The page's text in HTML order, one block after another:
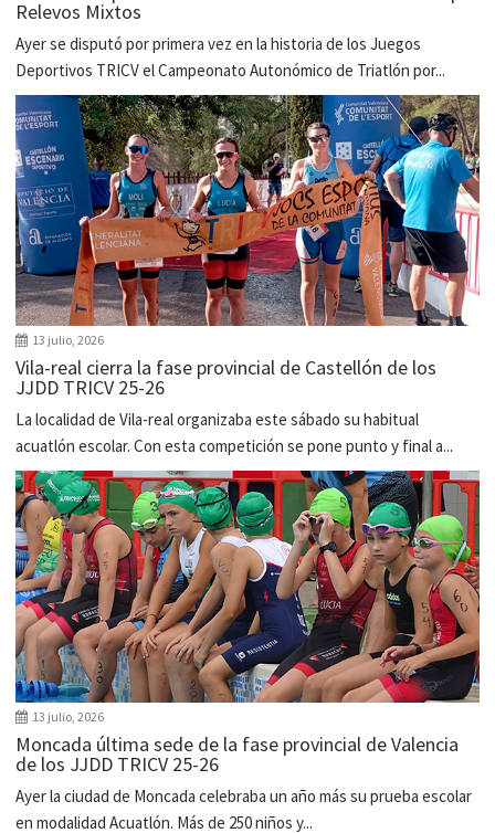
Relevos Mixtos
Ayer se disputó por primera vez en la historia de los Juegos
Deportivos TRICV el Campeonato Autonómico de Triatlón por...
13 julio, 2026
Vila-real cierra la fase provincial de Castellón de los
JJDD TRICV 25-26
La localidad de Vila-real organizaba este sábado su habitual
acuatlón escolar. Con esta competición se pone punto y final a...
13 julio, 2026
Moncada última sede de la fase provincial de Valencia
de los JJDD TRICV 25-26
Ayer la ciudad de Moncada celebraba un año más su prueba escolar
en modalidad Acuatlón. Más de 250 niños y...